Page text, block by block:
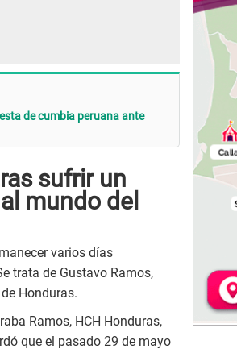
de cumbia peruana ante
sufrir un
mundo del
varios días
trata de Gustavo Ramos,
Honduras.
Ramos, HCH Honduras,
que el pasado 29 de mayo